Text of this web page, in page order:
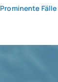
Prominente Fälle